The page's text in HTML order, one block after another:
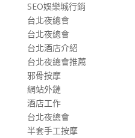
SEO娛樂城行銷
台北夜總會
台北夜總會
台北酒店介紹
台北夜總會推薦
邪骨按摩
網站外鏈
酒店工作
台北夜總會
半套手工按摩